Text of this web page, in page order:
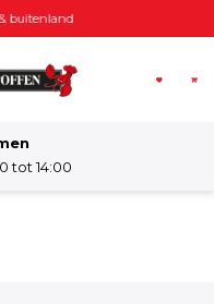
dag verzonden
tot 14:00